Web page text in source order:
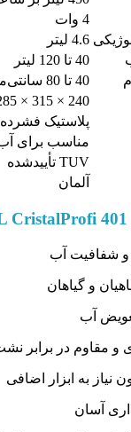
4 وات
4.6 لیتر
40 تا 120 لیتر
40 تا 80 سانتی‌متر
240 × 315 × 285 میلی‌متر
پلاستیک
مناسب برای
TUV تأییدشده
آلمان
و شفافیت آب
و گیاهان
آب
مقاوم در برابر
نیاز به ابزار اضافی
آسان